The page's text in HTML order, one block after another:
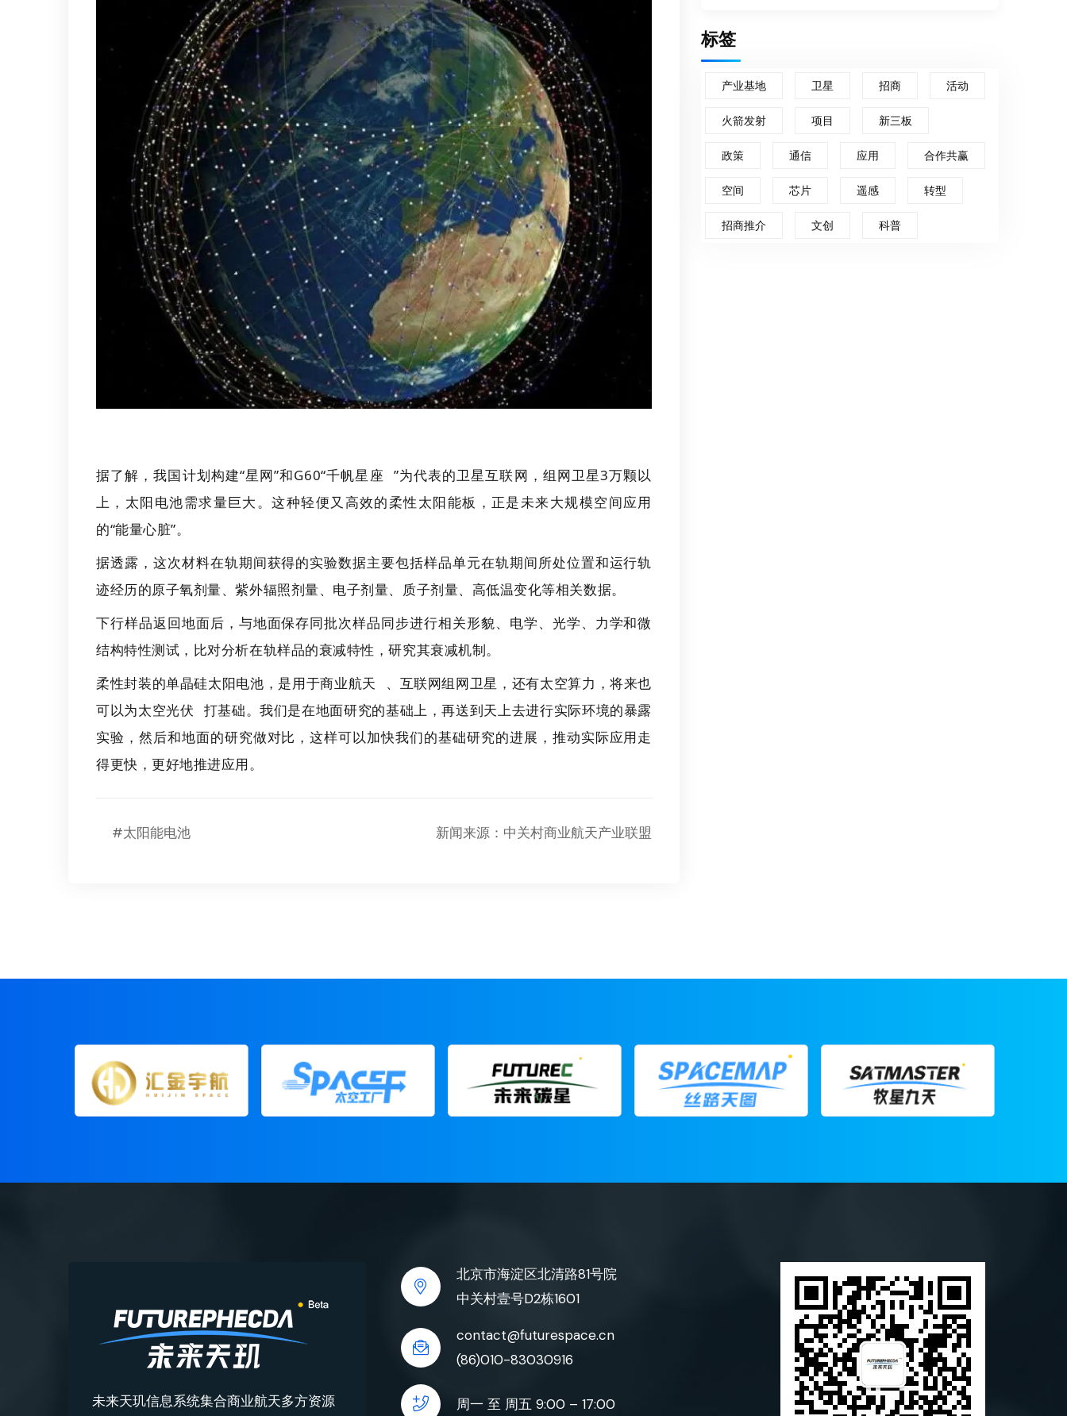
据了解，我国计划构建“星网”和G60“千帆星座
”为代表的卫星互联网，组网卫星3万颗以
上，太阳电池需求量巨大。这种轻便又高效的柔性太阳能板，正是未来大规模空间应用
的“能量心脏”。
据透露，这次材料在轨期间获得的实验数据主要包括样品单元在轨期间所处位置和运行轨
迹经历的原子氧剂量、紫外辐照剂量、电子剂量、质子剂量、高低温变化等相关数据。
下行样品返回地面后，与地面保存同批次样品同步进行相关形貌、电学、光学、力学和微
结构特性测试，比对分析在轨样品的衰减特性，研究其衰减机制。
柔性封装的单晶硅太阳电池，是用于商业航天
、互联网组网卫星，还有太空算力，将来也
可以为太空光伏
打基础。我们是在地面研究的基础上，再送到天上去进行实际环境的暴露
实验，然后和地面的研究做对比，这样可以加快我们的基础研究的进展，推动实际应用走
得更快，更好地推进应用。
#太阳能电池 新闻来源：中关村商业航天产业联盟
标签
产业基地 卫星 招商 活动
火箭发射 项目 新三板
政策 通信 应用 合作共赢
空间 芯片 遥感 转型
招商推介 文创 科普
未来天玑信息系统集合商业航天多方资源
北京市海淀区北清路81号院
中关村壹号D2栋1601
contact@futurespace.cn
(86)010-83030916
周一 至 周五 9:00 – 17:00